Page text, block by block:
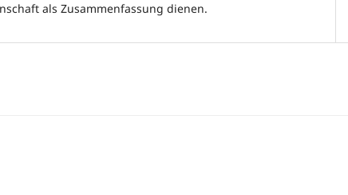
als Zusammenfassung dienen.